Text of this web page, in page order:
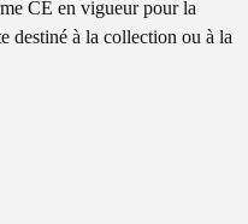
CE en vigueur pour la
destiné à la collection ou à la